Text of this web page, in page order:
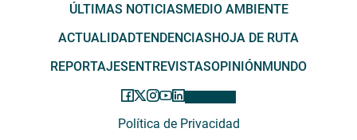
ÚLTIMAS NOTICIASMEDIO AMBIENTE
ACTUALIDADTENDENCIASHOJA DE RUTA
REPORTAJESENTREVISTASOPINIÓNMUNDO
Política de Privacidad